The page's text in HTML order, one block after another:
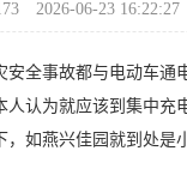
2026-06-23 16:22:27
安全事故都与电动车
人认为就应该到集中
如燕兴佳园就到处是